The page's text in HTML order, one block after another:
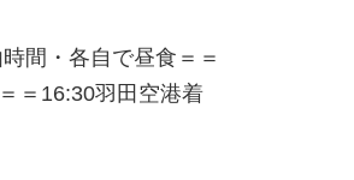
間・各自で昼食＝＝
＝16:30羽田空港着